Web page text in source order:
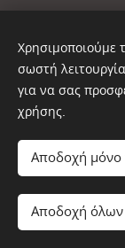
Copyright
Χρησιμοποιούμε
σωστή
για να σας
χρήσης.
Αποδοχή μόνο
Αποδοχή όλων